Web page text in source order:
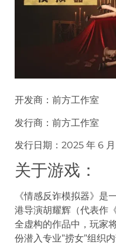
开发商：前方工作室
发行商：前方工作室
发行日期：2025 年 6 月
关于游戏：
《情感反诈模拟器》是
港导演胡耀辉（代表作
全虚构的作品中，玩家
份潜入专业”捞女”组织